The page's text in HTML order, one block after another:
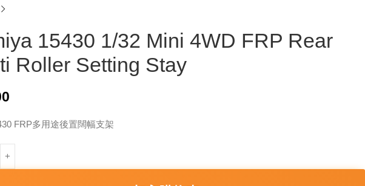
15430 1/32 Mini 4WD FRP Rear
Roller Setting Stay
FRP多用途後置闊幅支架